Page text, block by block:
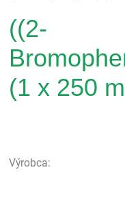
((2-
(1 x 250
Výrobca: